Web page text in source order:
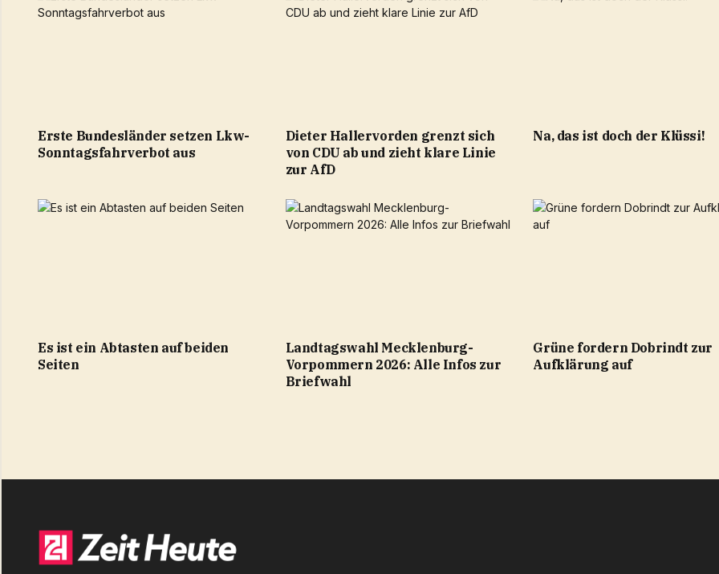
Erste Bundesländer setzen Lkw-
Sonntagsfahrverbot aus
Dieter Hallervorden grenzt sich
von CDU ab und zieht klare Linie
zur AfD
Na, das ist doch der Klüssi!
Es ist ein Abtasten auf beiden
Seiten
Landtagswahl Mecklenburg-
Vorpommern 2026: Alle Infos zur
Briefwahl
Grüne fordern Dobrindt zur
Aufklärung auf